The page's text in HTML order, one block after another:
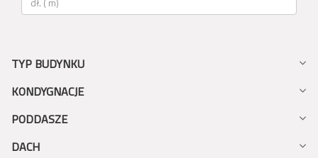
TYP BUDYNKU
KONDYGNACJE
PODDASZE
DACH